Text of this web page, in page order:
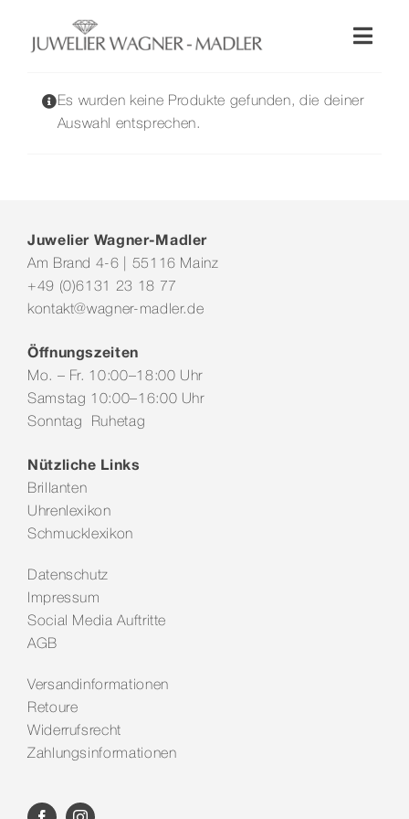
springen
Wellendorff
Service & Leistungen
Es wurden keine Produkte gefunden, die deiner
Auswahl entsprechen.
Juwelier Wagner-Madler
Am Brand 4-6 | 55116 Mainz
+49 (0)6131 23 18 77
kontakt@wagner-madler.de
Öffnungszeiten
Mo. – Fr. 10:00–18:00 Uhr
Samstag 10:00–16:00 Uhr
Sonntag Ruhetag
Nützliche Links
Brillanten
Uhrenlexikon
Schmucklexikon
Datenschutz
Impressum
Social Media Auftritte
AGB
Versandinformationen
Retoure
Widerrufsrecht
Zahlungsinformationen